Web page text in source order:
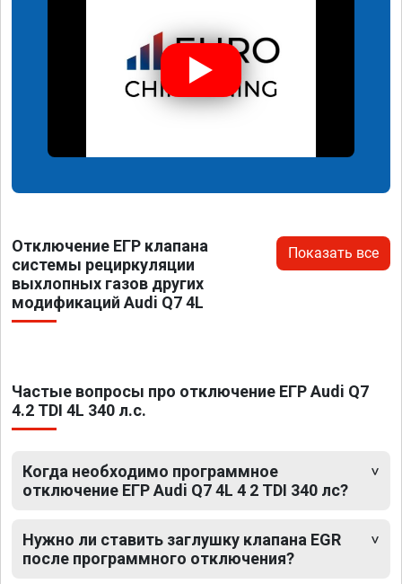
Отключение ЕГР клапана
системы рециркуляции
выхлопных газов других
модификаций Audi Q7 4L
Показать все
Частые вопросы про отключение ЕГР Audi Q7
4.2 TDI 4L 340 л.с.
Когда необходимо программное
отключение ЕГР Audi Q7 4L 4 2 TDI 340 лс?
Нужно ли ставить заглушку клапана EGR
после программного отключения?